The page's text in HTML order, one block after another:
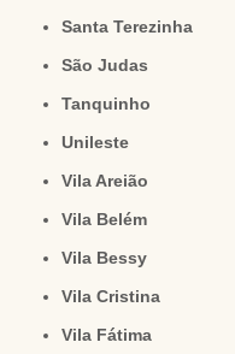
Santa Terezinha
São Judas
Tanquinho
Unileste
Vila Areião
Vila Belém
Vila Bessy
Vila Cristina
Vila Fátima